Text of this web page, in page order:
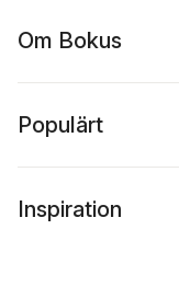
Om Bokus
Populärt
Inspiration